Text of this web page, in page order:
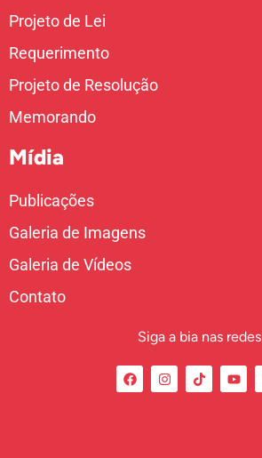
Projeto de Lei
Requerimento
Projeto de Resolução
Memorando
Mídia
Publicações
Galeria de Imagens
Galeria de Vídeos
Contato
Siga a bia nas redes